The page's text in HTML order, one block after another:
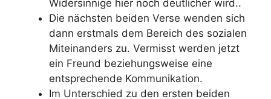
Widersinnige hier noch deutlicher wird..
Die nächsten beiden Verse wenden sich
dann erstmals dem Bereich des sozialen
Miteinanders zu. Vermisst werden jetzt
ein Freund beziehungsweise eine
entsprechende Kommunikation.
Im Unterschied zu den ersten beiden